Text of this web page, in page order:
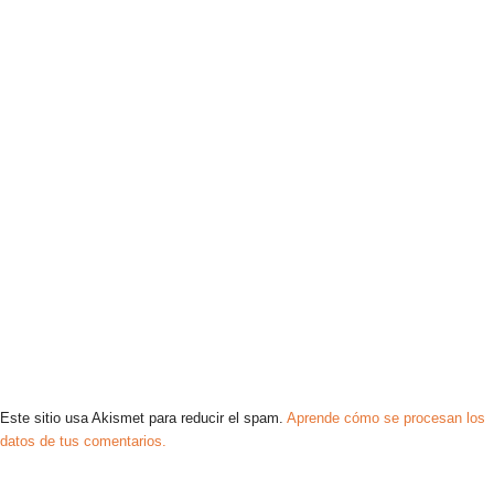
Este sitio usa Akismet para reducir el spam. Aprende cómo se procesan los
datos de tus comentarios.